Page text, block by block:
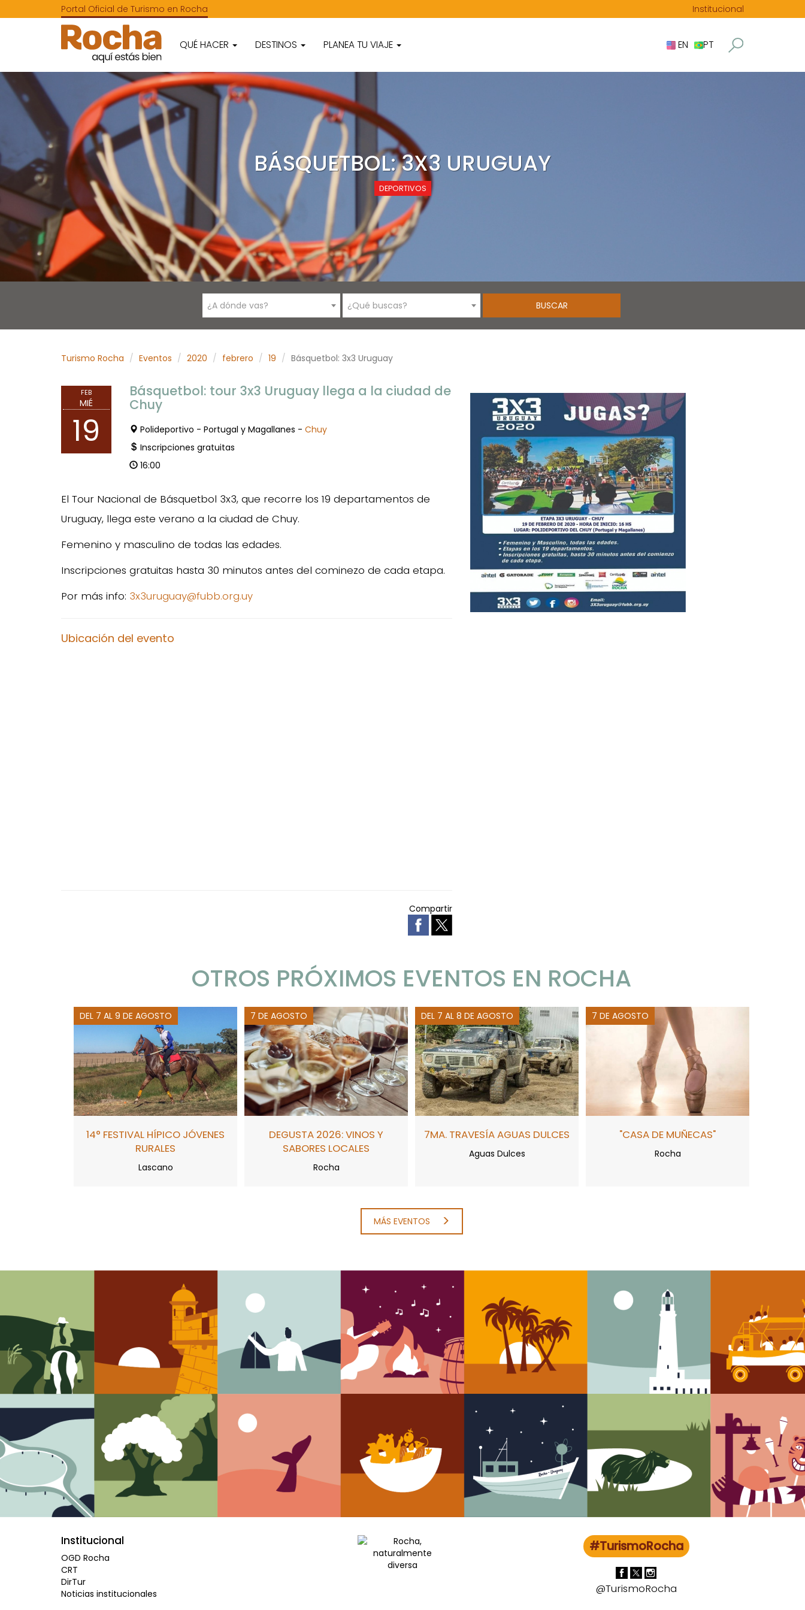
Portal Oficial de Turismo en Rocha Institucional
QUÉ HACER DESTINOS PLANEA TU VIAJE EN PT
BÁSQUETBOL: 3X3 URUGUAY
DEPORTIVOS
¿A dónde vas? ¿Qué buscas?
Turismo Rocha Eventos 2020 febrero 19 Básquetbol: 3x3 Uruguay
FEB
MIÉ
19
Básquetbol: tour 3x3 Uruguay llega a la ciudad de
Chuy
Polideportivo - Portugal y Magallanes - Chuy
Inscripciones gratuitas
16:00
El Tour Nacional de Básquetbol 3x3, que recorre los 19 departamentos de
Uruguay, llega este verano a la ciudad de Chuy.
Femenino y masculino de todas las edades.
Inscripciones gratuitas hasta 30 minutos antes del cominezo de cada etapa.
Por más info: 3x3uruguay@fubb.org.uy
Ubicación del evento
Compartir
OTROS PRÓXIMOS EVENTOS EN ROCHA
DEL 7 AL 9 DE AGOSTO
14° FESTIVAL HÍPICO JÓVENES
RURALES
Lascano
7 DE AGOSTO
DEGUSTA 2026: VINOS Y
SABORES LOCALES
Rocha
DEL 7 AL 8 DE AGOSTO
7MA. TRAVESÍA AGUAS DULCES
Aguas Dulces
7 DE AGOSTO
"CASA DE MUÑECAS"
Rocha
MÁS EVENTOS
Institucional
OGD Rocha
CRT
DirTur
Noticias institucionales
#TurismoRocha
@TurismoRocha